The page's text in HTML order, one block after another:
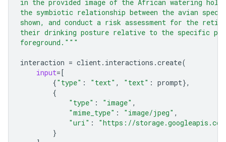
in the provided image of the African watering
the symbiotic relationship between the avian
shown, and conduct a risk assessment for the
their drinking posture relative to the specific
foreground."""
interaction = client. interactions .create(
input=[
{"type" : "text" , "text" : prompt},
{
"type" : "image" ,
"mime_type" : "image/jpeg" ,
"uri" :
"https://
}